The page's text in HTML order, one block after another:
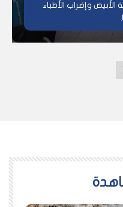
وإضراب الأطباء